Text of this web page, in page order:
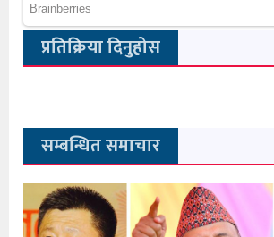
प्रतिक्रिया दिनुहोस
सम्बन्धित समाचार